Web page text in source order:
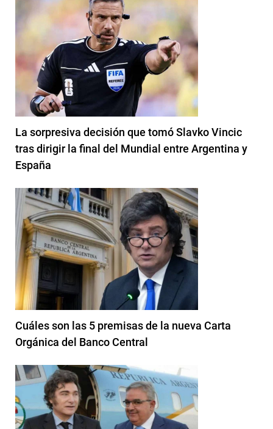
La sorpresiva decisión que tomó Slavko Vincic
tras dirigir la final del Mundial entre Argentina y
España
Cuáles son las 5 premisas de la nueva Carta
Orgánica del Banco Central